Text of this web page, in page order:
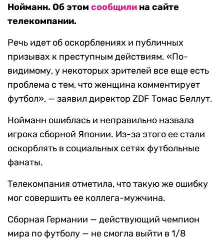
Нойманн. Об этом сообщили на сайте
телекомпании.
Речь идет об оскорблениях и публичных
призывах к преступным действиям. «По-
видимому, у некоторых зрителей все еще есть
проблема с тем, что женщина комментирует
футбол», — заявил директор ZDF Томас Беллут.
Нойманн ошиблась и неправильно назвала
игрока сборной Японии. Из-за этого ее стали
оскорблять в социальных сетях футбольные
фанаты.
Телекомпания отметила, что такую же ошибку
мог совершить ее коллега-мужчина.
Сборная Германии — действующий чемпион
мира по футболу — не смогла выйти в 1/8